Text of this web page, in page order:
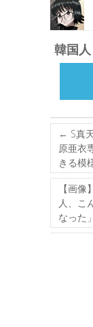
韓国
← S真
原亜衣
きる模
【画
人、こ
なった」